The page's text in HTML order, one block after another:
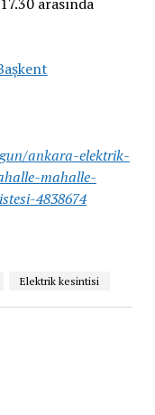
ankara-elektrik-
mahalle-
4838674
Elektrik kesintisi